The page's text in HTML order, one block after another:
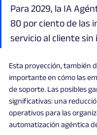
Para 2029, la IA
80 por ciento de las
servicio al cliente
Esta proyección, también
importante en cómo las
de soporte. Las posibles
significativas: una
operativos para las
automatización agéntica